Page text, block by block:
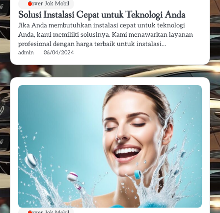
Cover Jok Mobil
Solusi Instalasi Cepat untuk Teknologi Anda
Jika Anda membutuhkan instalasi cepat untuk teknologi
Anda, kami memiliki solusinya. Kami menawarkan layanan
profesional dengan harga terbaik untuk instalasi…
admin 06/04/2024